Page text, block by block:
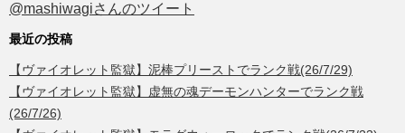
@mashiwagiさんのツイート
最近の投稿
【ヴァイオレット監獄】泥棒プリーストでランク戦(26/7/29)
【ヴァイオレット監獄】虚無の魂デーモンハンターでランク戦
(26/7/26)